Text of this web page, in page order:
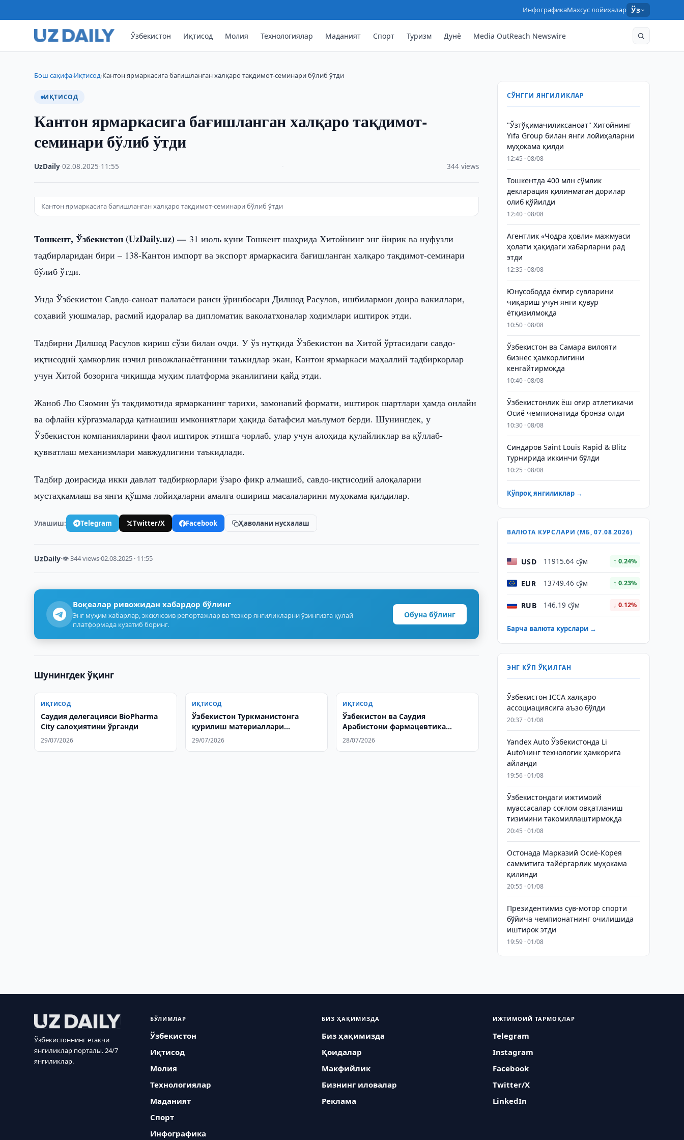
ИнфографикаМахсус лойиҳалар Ўз
Ўзбекистон Иқтисод Молия Технологиялар Маданият Спорт Туризм Дунё Media OutReach Newswire
Бош саҳифа›Иқтисод›Кантон ярмаркасига бағишланган халқаро тақдимот-семинари бўлиб ўтди
ИҚТИСОД
Кантон ярмаркасига бағишланган халқаро тақдимот-
семинари бўлиб ўтди
UzDaily ·02.08.2025 11:55 344 views
Кантон ярмаркасига бағишланган халқаро тақдимот-семинари бўлиб ўтди
Тошкент, Ўзбекистон (UzDaily.uz) — 31 июль куни Тошкент шаҳрида Хитойнинг энг йирик ва нуфузли
тадбирларидан бири – 138-Кантон импорт ва экспорт ярмаркасига бағишланган халқаро тақдимот-семинари
бўлиб ўтди.
Унда Ўзбекистон Савдо-саноат палатаси раиси ўринбосари Дилшод Расулов, ишбилармон доира вакиллари,
соҳавий уюшмалар, расмий идоралар ва дипломатик ваколатхоналар ходимлари иштирок этди.
Тадбирни Дилшод Расулов кириш сўзи билан очди. У ўз нутқида Ўзбекистон ва Хитой ўртасидаги савдо-
иқтисодий ҳамкорлик изчил ривожланаётганини таъкидлар экан, Кантон ярмаркаси маҳаллий тадбиркорлар
учун Хитой бозорига чиқишда муҳим платформа эканлигини қайд этди.
Жаноб Лю Сяомин ўз тақдимотида ярмарканинг тарихи, замонавий формати, иштирок шартлари ҳамда онлайн
ва офлайн кўргазмаларда қатнашиш имкониятлари ҳақида батафсил маълумот берди. Шунингдек, у
Ўзбекистон компанияларини фаол иштирок этишга чорлаб, улар учун алоҳида қулайликлар ва қўллаб-
қувватлаш механизмлари мавжудлигини таъкидлади.
Тадбир доирасида икки давлат тадбиркорлари ўзаро фикр алмашиб, савдо-иқтисодий алоқаларни
мустаҳкамлаш ва янги қўшма лойиҳаларни амалга ошириш масалаларини муҳокама қилдилар.
Улашиш: Telegram Twitter/X Facebook Ҳаволани нусхалаш
UzDaily·👁 344 views·02.08.2025 · 11:55
Воқеалар ривожидан хабардор бўлинг
Энг муҳим хабарлар, эксклюзив репортажлар ва тезкор янгиликларни ўзингизга қулай
платформада кузатиб боринг.
Обуна бўлинг
Шунингдек ўқинг
ИҚТИСОД
Саудия делегацияси BioPharma
City салоҳиятини ўрганди
29/07/2026
ИҚТИСОД
Ўзбекистон Туркманистонга
қурилиш материаллари
экспортини кенгайтирмоқда
29/07/2026
ИҚТИСОД
Ўзбекистон ва Саудия
Арабистони фармацевтика
соҳасида стратегик ҳамкорликни
28/07/2026
СЎНГГИ ЯНГИЛИКЛАР
"Ўзтўқимачиликсаноат" Хитойнинг
Yifa Group билан янги лойиҳаларни
муҳокама қилди
12:45 · 08/08
Тошкентда 400 млн сўмлик
декларация қилинмаган дорилар
олиб қўйилди
12:40 · 08/08
Агентлик «Чодра ҳовли» мажмуаси
ҳолати ҳақидаги хабарларни рад
этди
12:35 · 08/08
Юнусободда ёмғир сувларини
чиқариш учун янги қувур
ётқизилмоқда
10:50 · 08/08
Ўзбекистон ва Самара вилояти
бизнес ҳамкорлигини
кенгайтирмоқда
10:40 · 08/08
Ўзбекистонлик ёш оғир атлетикачи
Осиё чемпионатида бронза олди
10:30 · 08/08
Синдаров Saint Louis Rapid & Blitz
турнирида иккинчи бўлди
10:25 · 08/08
Кўпроқ янгиликлар →
ВАЛЮТА КУРСЛАРИ (МБ, 07.08.2026)
USD 11915.64 сўм ↑ 0.24%
EUR 13749.46 сўм ↑ 0.23%
RUB 146.19 сўм ↓ 0.12%
Барча валюта курслари →
ЭНГ КЎП ЎҚИЛГАН
Ўзбекистон ICCA халқаро
ассоциациясига аъзо бўлди
20:37 · 01/08
Yandex Auto Ўзбекистонда Li
Auto’нинг технологик ҳамкорига
айланди
19:56 · 01/08
Ўзбекистондаги ижтимоий
муассасалар соғлом овқатланиш
тизимини такомиллаштирмоқда
20:45 · 01/08
Остонада Марказий Осиё-Корея
саммитига тайёргарлик муҳокама
қилинди
20:55 · 01/08
Президентимиз сув-мотор спорти
бўйича чемпионатнинг очилишида
иштирок этди
19:59 · 01/08
Ўзбекистоннинг етакчи
янгиликлар порталы. 24/7
янгиликлар.
БЎЛИМЛАР
Ўзбекистон
Иқтисод
Молия
Технологиялар
Маданият
Спорт
Инфографика
БИЗ ҲАҚИМИЗДА
Биз ҳақимизда
Қоидалар
Макфийлик
Бизнинг иловалар
Реклама
ИЖТИМОИЙ ТАРМОҚЛАР
Telegram
Instagram
Facebook
Twitter/X
LinkedIn